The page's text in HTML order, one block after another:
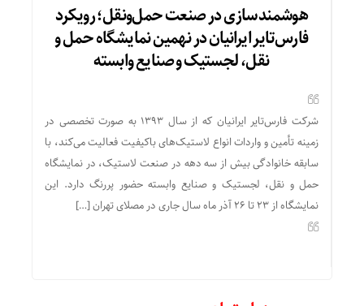
هوشمندسازی در صنعت حمل‌ونقل؛ رویکرد
فارس‌تایر ایرانیان در نهمین نمایشگاه حمل و
نقل، لجستیک و صنایع وابسته
شرکت فارس‌تایر ایرانیان که از سال ۱۳۹۳ به صورت تخصصی در
زمینه تأمین و واردات انواع لاستیک‌های باکیفیت فعالیت می‌کند، با
سابقه خانوادگی بیش از سه دهه در صنعت لاستیک، در نمایشگاه
حمل و نقل، لجستیک و صنایع وابسته حضور پررنگ دارد. این
نمایشگاه از ۲۳ تا ۲۶ آذر ماه سال جاری در مصلای تهران […]